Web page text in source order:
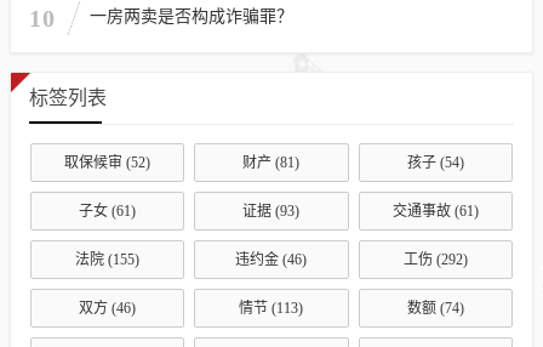
10 一房两卖是否构成诈骗罪？
标签列表
取保候审 (52) 财产 (81) 孩子(54)
子女 (61) 证据 (93) 交通事故(61)
法院 (155) 违约金 (46) 工伤(292)
双方 (46) 情节 (113) 数额 (74)